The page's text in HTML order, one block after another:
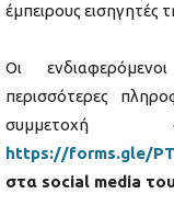
έμπειρους εισηγητές
Οι
περισσότερες
συμμετοχή
https://forms.gle/
στα social media